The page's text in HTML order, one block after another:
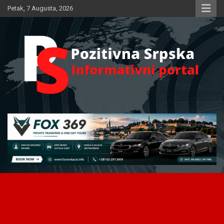
Skip
to
Petak, 7 Augusta, 2026
Pozitivna Srpska